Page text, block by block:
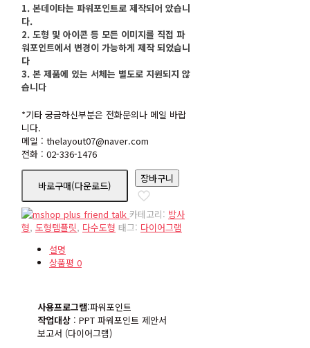
1. 본데이타는 파워포인트로 제작되어 았습니
다.
2. 도형 및 아이콘 등 모든 이미지를 직접 파
워포인트에서 변경이 가능하게 제작 되었습니
다
3. 본 제품에 있는 서체는 별도로 지원되지 않
습니다
*기타 궁금하신부분은 전화문의나 메일 바랍
니다.
메일 : thelayout07@naver.com
전화 : 02-336-1476
바로구매(다운로드)
nd537
수
량
장바구니
카테고리: 방사
형, 도형템플릿, 다수도형 태그: 다이어그램
설명
상품평 0
사용프로그램:파워포인트
작업대상 : PPT 파워포인트 제안서
보고서 (다이어그램)